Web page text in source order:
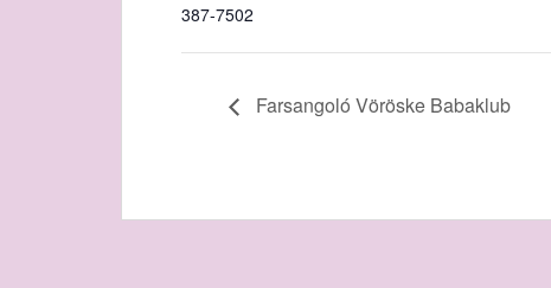
387-7502
Farsangoló Vöröske Babaklub